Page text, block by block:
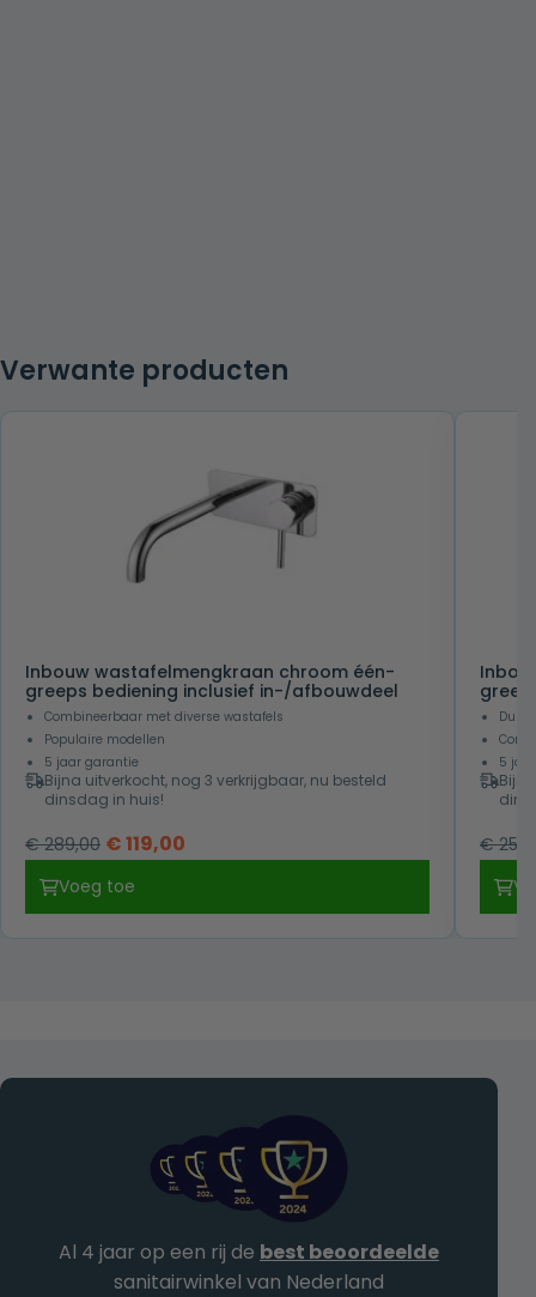
Verwante producten
Inbouw wastafelmengkraan chroom één-
greeps bediening inclusief in-/afbouwdeel
Combineerbaar met diverse wastafels
Populaire modellen
5 jaar garantie
Bijna uitverkocht, nog 3 verkrijgbaar, nu besteld
dinsdag in huis!
€289,00 Oorspronkelijke
€ 289,00.
€119,00
€ 119,00.
Voeg toe
5
€
Al 4 jaar op een rij de best beoordeelde
sanitairwinkel van Nederland